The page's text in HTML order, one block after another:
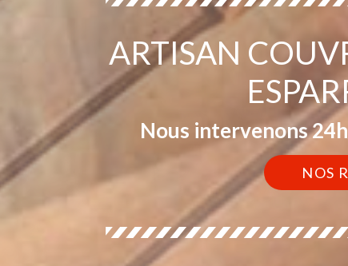
ARTISAN
Nous intervenons
NOS